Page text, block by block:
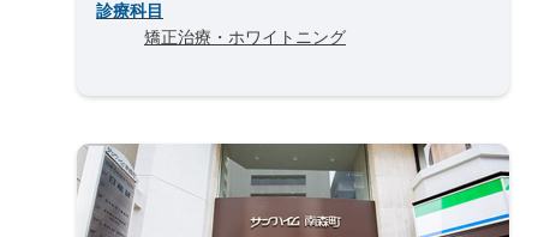
診療科目
矯正治療・ホワイトニング